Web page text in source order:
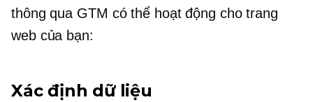
thông qua GTM có thể hoạt động cho trang
web của bạn:
Xác định dữ liệu